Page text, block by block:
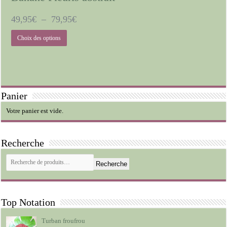
49,95€ – 79,95€Plage
Choix des options
peuvent
être
la
du
produit
Panier
Votre panier est vide.
Recherche
Recherche
Top Notation
Turban froufrou